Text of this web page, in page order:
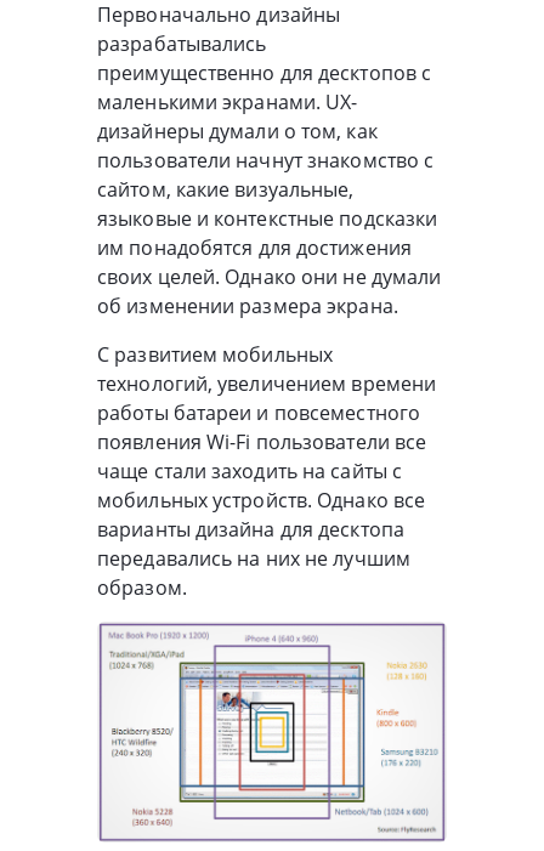
Первоначально дизайны
разрабатывались
преимущественно для десктопов с
маленькими экранами. UX-
дизайнеры думали о том, как
пользователи начнут знакомство с
сайтом, какие визуальные,
языковые и контекстные подсказки
им понадобятся для достижения
своих целей. Однако они не думали
об изменении размера экрана.
С развитием мобильных
технологий, увеличением времени
работы батареи и повсеместного
появления Wi-Fi пользователи все
чаще стали заходить на сайты с
мобильных устройств. Однако все
варианты дизайна для десктопа
передавались на них не лучшим
образом.